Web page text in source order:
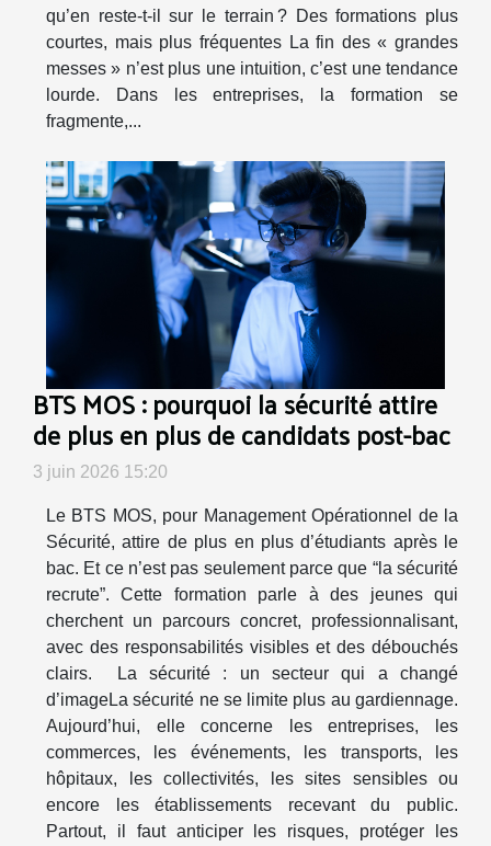
qu’en reste-t-il sur le terrain ? Des formations plus
courtes, mais plus fréquentes La fin des « grandes
messes » n’est plus une intuition, c’est une tendance
lourde. Dans les entreprises, la formation se
fragmente,...
BTS MOS : pourquoi la sécurité attire
de plus en plus de candidats post-bac
3 juin 2026 15:20
Le BTS MOS, pour Management Opérationnel de la
Sécurité, attire de plus en plus d’étudiants après le
bac. Et ce n’est pas seulement parce que “la sécurité
recrute”. Cette formation parle à des jeunes qui
cherchent un parcours concret, professionnalisant,
avec des responsabilités visibles et des débouchés
clairs. La sécurité : un secteur qui a changé
d’imageLa sécurité ne se limite plus au gardiennage.
Aujourd’hui, elle concerne les entreprises, les
commerces, les événements, les transports, les
hôpitaux, les collectivités, les sites sensibles ou
encore les établissements recevant du public.
Partout, il faut anticiper les risques, protéger les